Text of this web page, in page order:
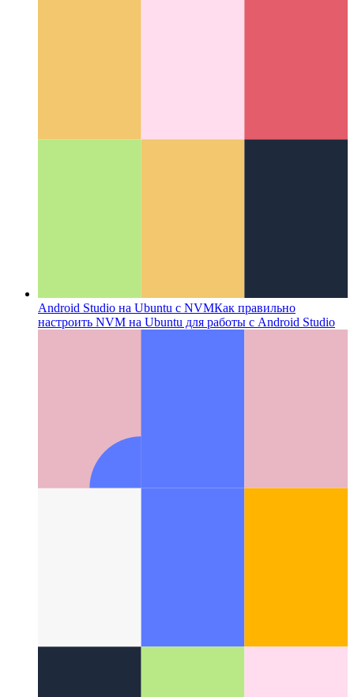
Android Studio на Ubuntu с NVM
настроить NVM на Ubuntu для работы с Android Studio